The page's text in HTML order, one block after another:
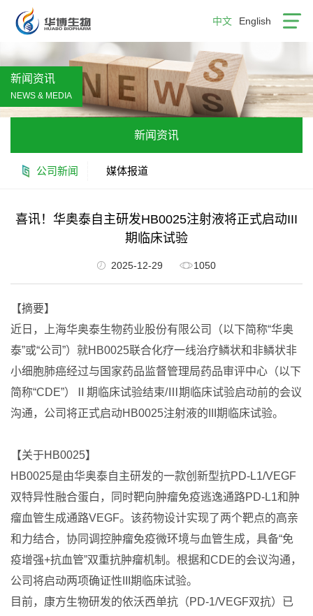
中文 English
新闻资讯
NEWS & MEDIA
新闻资讯
公司新闻 媒体报道
喜讯！华奥泰自主研发HB0025注射液将正式启动III
期临床试验
2025-12-29 1050
【摘要】
近日，上海华奥泰生物药业股份有限公司（以下简称“华奥
泰”或“公司”）就HB0025联合化疗一线治疗鳞状和非鳞状非
小细胞肺癌经过与国家药品监督管理局药品审评中心（以下
简称“CDE”）Ⅱ期临床试验结束/Ⅲ期临床试验启动前的会议
沟通，公司将正式启动HB0025注射液的III期临床试验。
【关于HB0025】
HB0025是由华奥泰自主研发的一款创新型抗PD-L1/VEGF
双特异性融合蛋白，同时靶向肿瘤免疫逃逸通路PD-L1和肿
瘤血管生成通路VEGF。该药物设计实现了两个靶点的高亲
和力结合，协同调控肿瘤免疫微环境与血管生成，具备“免
疫增强+抗血管”双重抗肿瘤机制。根据和CDE的会议沟通，
公司将启动两项确证性III期临床试验。
目前，康方生物研发的依沃西单抗（PD-1/VEGF双抗）已